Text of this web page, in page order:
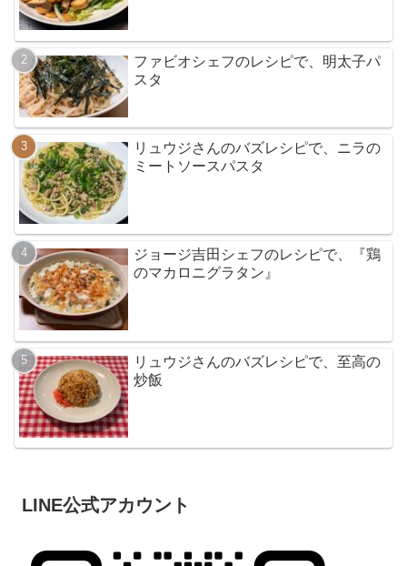
ファビオシェフのレシピで、明太子パ
スタ
リュウジさんのバズレシピで、ニラの
ミートソースパスタ
ジョージ吉田シェフのレシピで、『鶏
のマカロニグラタン』
リュウジさんのバズレシピで、至高の
炒飯
LINE公式アカウント